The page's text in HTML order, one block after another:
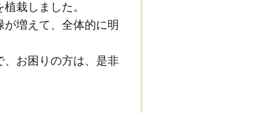
栽しました。
増えて、全体的に明
、お困りの方は、是非